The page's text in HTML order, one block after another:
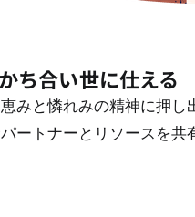
ち合い世に仕える
みと憐れみの精神に押し
ートナーとリソースを共